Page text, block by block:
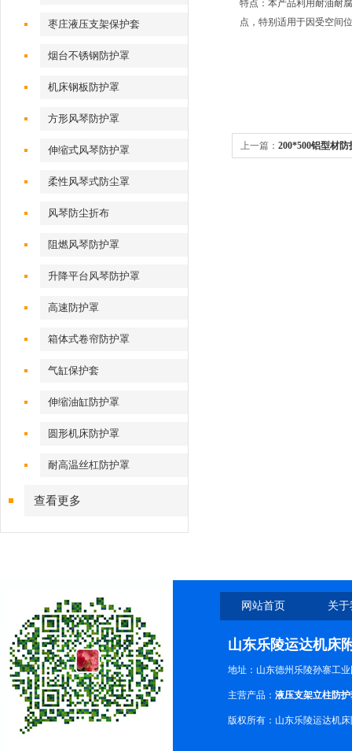
枣庄液压支架保护套
烟台不锈钢防护罩
机床钢板防护罩
方形风琴防护罩
伸缩式风琴防护罩
柔性风琴式防尘罩
风琴防尘折布
阻燃风琴防护罩
升降平台风琴防护罩
高速防护罩
箱体式卷帘防护罩
气缸保护套
伸缩油缸防护罩
圆形机床防护罩
耐高温丝杠防护罩
查看更多
特点：本产品利用耐油耐
点，特别适用于因受空间
上一篇： 200*500铝型材防
网站首页 关
山东乐陵运达机床
地址：山东德州乐陵孙寨工
主营产品： 液压支架立柱防
版权所有：山东乐陵运达机